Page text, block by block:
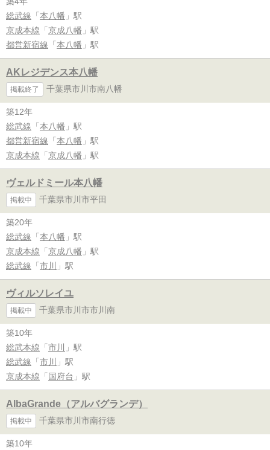
総武線 「 本八幡 」駅
京成本線 「 京成八幡 」駅
都営新宿線 「 本八幡 」駅
AKレジデンス本八幡
掲載終了 千葉県市川市南八幡
築12年
総武線 「 本八幡 」駅
都営新宿線 「 本八幡 」駅
京成本線 「 京成八幡 」駅
ヴェルドミール本八幡
掲載中 千葉県市川市平田
築20年
総武線 「 本八幡 」駅
京成本線 「 京成八幡 」駅
総武線 「 市川 」駅
ヴィルソレイユ
掲載中 千葉県市川市市川南
築10年
総武本線 「 市川
」駅
総武線 「 市川
」駅
京成本線 「 国府台 」駅
AlbaGrande（アルバグランデ）
掲載中 千葉県市川市南行徳
築10年